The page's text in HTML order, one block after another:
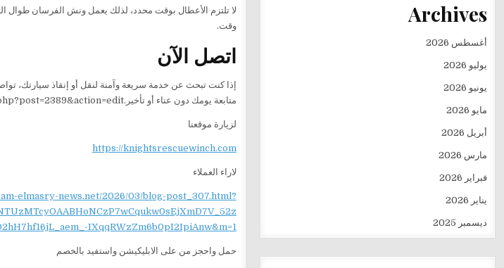
لا تلتزم الأعطال بوقت محدد، لذلك يعمل ونش الفرسان طوال
وقت.
اتصل الآن
إذا كنت تبحث عن خدمة سريعة وآمنة لنقل أو إنقاذ سيارتك،
متابعة يومك دون عناء أو تأخير.https://knightsrescuewinch.com/wp-admin/post.php?post=2389&action=edit
لزيارة موقعنا
https://knightsrescuewinch.com
لاراء العملاء
elmasry-news.net/2026/03/blog-post_307.html?
IXqqRWzZm6b0pI2IpiAnw&m=1
حمل واحجز من على الابليكيشن واستفيد بالخصم
Archives
أغسطس 2026
يوليو 2026
يونيو 2026
مايو 2026
أبريل 2026
مارس 2026
فبراير 2026
يناير 2026
ديسمبر 2025